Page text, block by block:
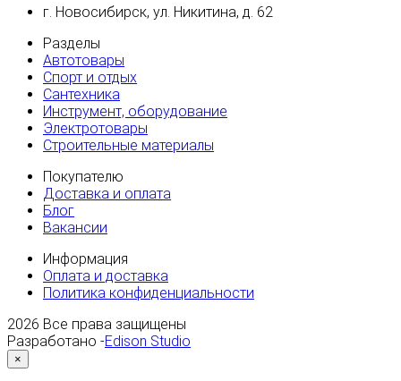
г. Новосибирск, ул. Никитина, д. 62
Разделы
Автотовары
Спорт и отдых
Сантехника
Инструмент, оборудование
Электротовары
Строительные материалы
Покупателю
Доставка и оплата
Блог
Вакансии
Информация
Оплата и доставка
Политика конфиденциальности
2026 Все права защищены
Разработано -Edison Studio
×